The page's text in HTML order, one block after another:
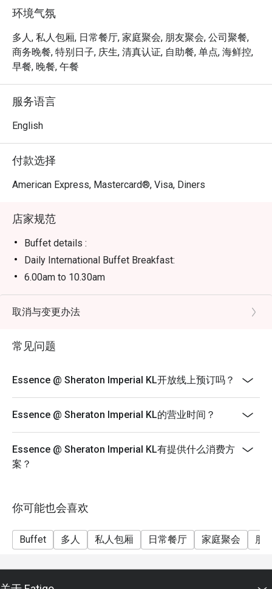
魔法藏在琳琅满目的选择，以及充满剧场感的现场烹饪台
中。看着主厨们在您眼前大展身手，熟练地料理着铁板
烧、从烤炉中取出热腾腾的唐杜里烤饼，再抛炒出锅气十
足的亚洲风味，无疑是场视觉盛宴。这趟充满活力的美食
之旅，搭配上温暖贴心的服务，确保每一盘都是崭新的发
最适合举办奢华的周末家庭聚餐、值得庆祝的纪念日晚
餐，或是给人留下深刻印象的商务午宴。
环境气氛
多人, 私人包厢, 日常餐厅, 家庭聚会, 朋友聚会, 公司聚餐,
商务晚餐, 特别日子, 庆生, 清真认证, 自助餐, 单点, 海鲜控,
早餐, 晚餐, 午餐
服务语言
English
付款选择
American Express, Mastercard®, Visa, Diners
店家规范
Buffet details :
Daily International Buffet Breakfast:
6.00am to 10.30am
RM79nett
Feast of the Ocean (Friday and Saturday)
RM198nett
- Open daily from 6.00am to 10.00pm (Last order at
- Discount valid for A la Carte and Buffet. Buffet dinner
- Discount is applicable for food only.
- Discount cannot be used in conjunction with other
- Ala-carte menu is available outside of buffet hours.
取消与变更办法
常见问题
Essence @ Sheraton Imperial KL开放线上预订吗？
Essence @ Sheraton Imperial KL的营业时间？
Essence @ Sheraton Imperial KL有提供什么消费方
案？
你可能也会喜欢
Buffet 多人 私人包厢 日常餐厅 家庭聚会 朋